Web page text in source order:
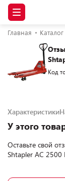
Главная Каталог
Код
Характеристики
У этого
Оставьте свой
Shtapler AC